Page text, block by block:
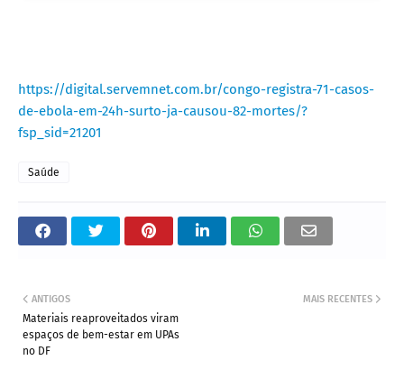
https://digital.servemnet.com.br/congo-registra-71-casos-
de-ebola-em-24h-surto-ja-causou-82-mortes/?
fsp_sid=21201
Saúde
MAIS RECENTES
ANTIGOS
Materiais reaproveitados viram
espaços de bem-estar em UPAs
no DF